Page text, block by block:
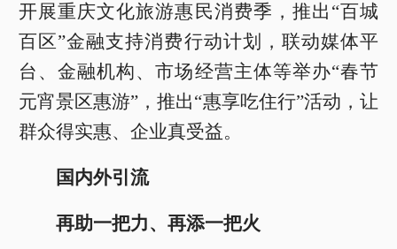
开展重庆文化旅游惠民消费季，推出“百城
百区”金融支持消费行动计划，联动媒体平
台、金融机构、市场经营主体等举办“春节
元宵景区惠游”，推出“惠享吃住行”活动，让
群众得实惠、企业真受益。
国内外引流
再助一把力、再添一把火